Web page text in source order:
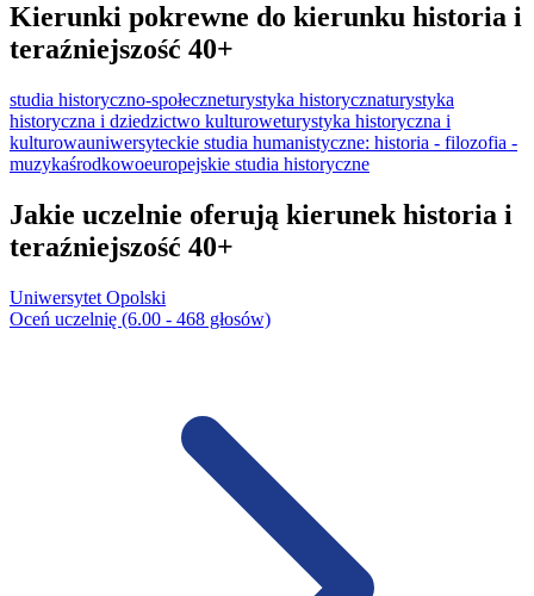
Kierunki pokrewne do kierunku historia i
teraźniejszość 40+
studia historyczno-społeczneturystyka historycznaturystyka
historyczna i dziedzictwo kulturoweturystyka historyczna i
kulturowauniwersyteckie studia humanistyczne: historia - filozofia -
muzykaśrodkowoeuropejskie studia historyczne
Jakie uczelnie oferują kierunek historia i
teraźniejszość 40+
Uniwersytet Opolski
Oceń uczelnię (6.00 - 468 głosów)